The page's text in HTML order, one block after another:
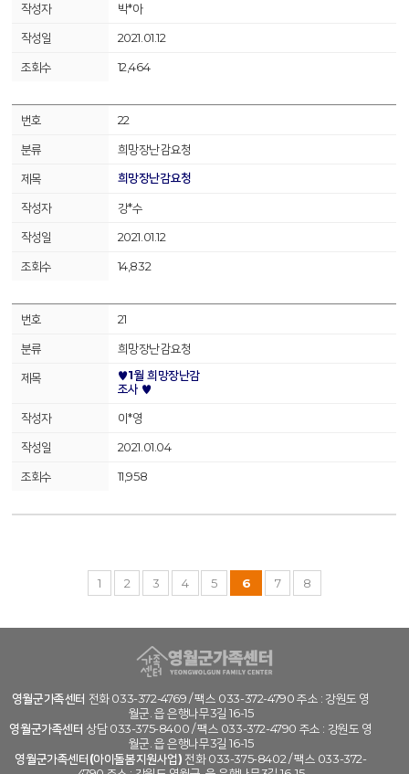
박*아
2021.01.12
12,464
22
희망장난감요청
희망장난감요청
강*수
2021.01.12
14,832
21
희망장난감요청
♥1월 희망장난감
조사 ♥
이*영
2021.01.04
11,958
1 2 3 4 5 6 7 8
영월군가족센터 전화 033-372-4769 / 팩스 033-372-4790 주소 : 강원도 영
월군. 읍 은행나무3길 16-15
영월군가족센터 상담 033-375-8400 / 팩스 033-372-4790 주소 : 강원도 영
월군. 읍 은행나무3길 16-15
영월군가족센터(아이돌봄지원사업) 전화 033-375-8402 / 팩스 033-372-